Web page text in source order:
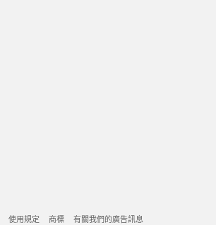
使用規定 商標 有關我們的廣告訊息